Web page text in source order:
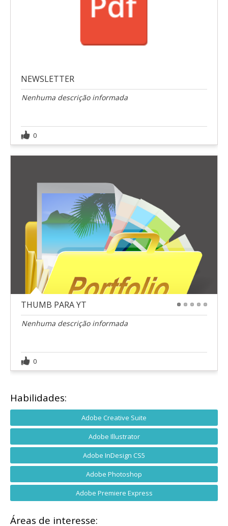
NEWSLETTER
Nenhuma descrição informada
0
THUMB PARA YT
Nenhuma descrição informada
0
Habilidades:
Adobe Creative Suite
Adobe Illustrator
Adobe InDesign CS5
Adobe Photoshop
Adobe Premiere Express
Áreas de interesse: